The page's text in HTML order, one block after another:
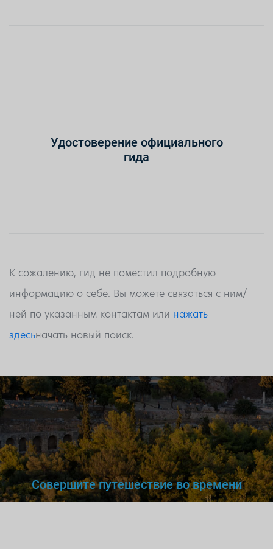
Удостоверение официального
гида
К сожалению, гид не поместил подробную
информацию о себе. Вы можете связаться с ним/
ней по указанным контактам или нажать
здесьначать новый поиск.
Совершите путешествие во времени